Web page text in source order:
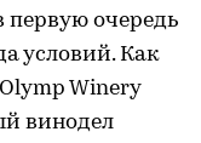
первую очередь
условий. Как
Winery
винодел